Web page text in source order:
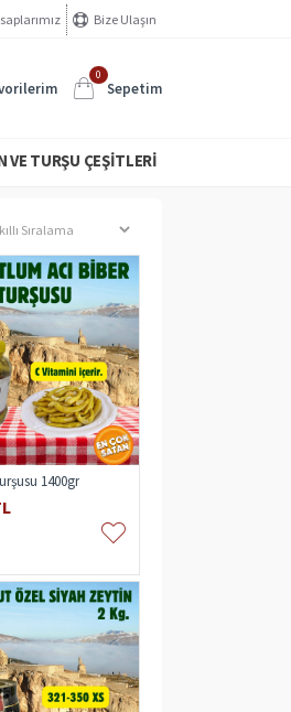
Bize Ulaşın
0
Sepetim
VE TURŞU ÇEŞITLERI
1400gr